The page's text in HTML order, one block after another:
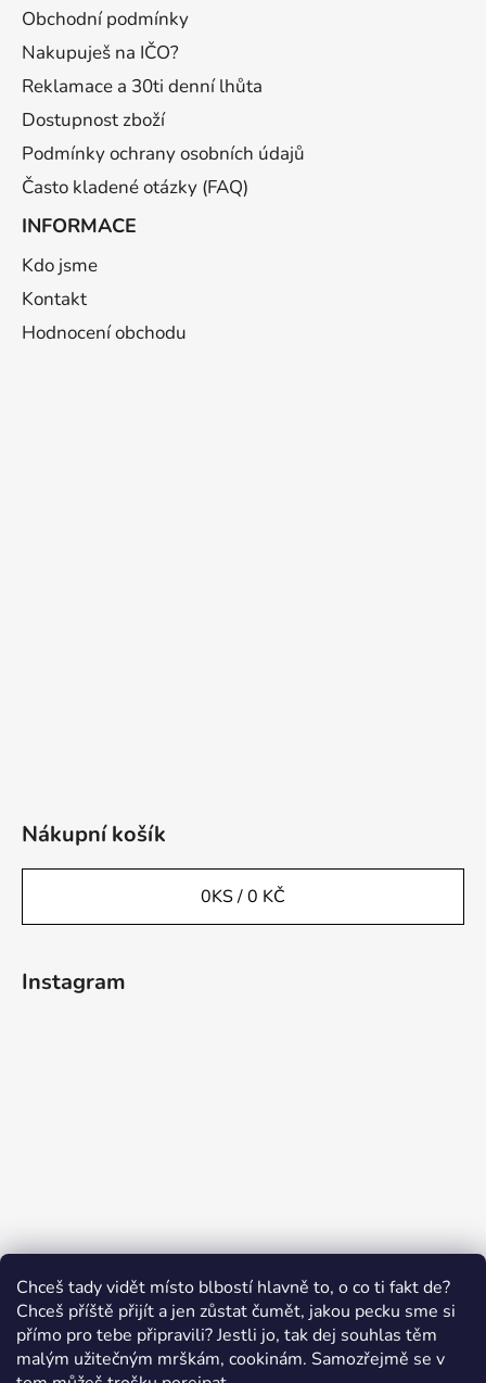
Chceš tady vidět místo blbostí hlavně to, o co ti fakt de?
Chceš příště přijít a jen zůstat čumět, jakou pecku sme si
přímo pro tebe připravili? Jestli jo, tak dej souhlas těm
malým užitečným mrškám, cookinám. Samozřejmě se v
Obchodní podmínky
Nakupuješ na IČO?
Reklamace a 30ti denní lhůta
Dostupnost zboží
Podmínky ochrany osobních údajů
Často kladené otázky (FAQ)
INFORMACE
Kdo jsme
Kontakt
Hodnocení obchodu
Nákupní košík
0KS /0 KČ
Instagram